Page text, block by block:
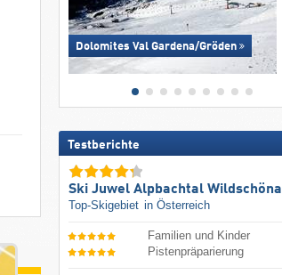
Dolomites Val Gardena/​Gröden
Testberichte
Ski Juwel Alpbachtal
Top-Skigebiet in Österreich
Familien und Kinder
Pistenpräparierung